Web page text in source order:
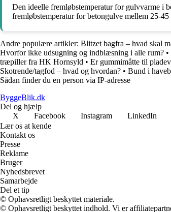
Den ideelle fremløbstemperatur for gulvvarme i
fremløbstemperatur for betongulve mellem 25-
Andre populære artikler: Blitzet bagfra – hvad skal
Hvorfor ikke udsugning og indblæsning i alle rum? •
træpiller fra HK Hornsyld • Er gummimåtte til
Skotrende/tagfod – hvad og hvordan? • Bund i
Sådan finder du en person via IP-adresse
ByggeBlik.dk
Del og hjælp
X
Facebook Instagram LinkedIn
Lær os at kende
Kontakt os
Presse
Reklame
Bruger
Nyhedsbrevet
Samarbejde
Del et tip
© Ophavsretligt beskyttet materiale.
© Ophavsretligt beskyttet indhold. Vi er